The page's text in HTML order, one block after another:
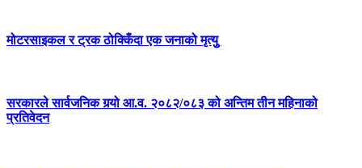
मोटरसाइकल र ट्रक ठोक्किँदा एक जनाको मृत्युु
सरकारले सार्वजनिक गर्‍यो आ.व. २०८२/०८३ को अन्तिम तीन महिनाको
प्रतिवेदन